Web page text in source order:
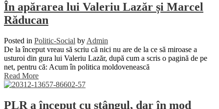
În apărarea lui Valeriu Lazăr și Marcel
Răducan
Posted in Politic-Social by Admin
De la început vreau să scriu că nici nu are de la ce să miroase a
usturoi din gura lui Valeriu Lazăr, după cum a scris o pagină de pe
net, pentru că: Acum în politica moldovenească
Read More
PLR a început cu stângul, dar în mod